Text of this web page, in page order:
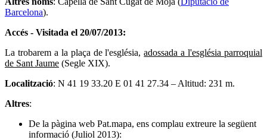
Barcelona).
Accés - Visitada el 20/07/2013:
La trobarem a la plaça de l'església,adossada a l'església parroquial
de Sant Jaume (Segle XIX).
Localització: N 41 19 33.20 E 01 41 27.34 – Altitud: 231 m.
Altres:
De la pàgina web Pat.mapa, ens complau extreure la següent
informació (Juliol 2013):